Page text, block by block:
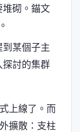
砌。錨文
某個子主
討的集群
上線了。而
擴散：支柱